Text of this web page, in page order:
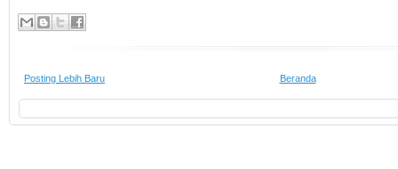
Posting Lebih Baru Beranda